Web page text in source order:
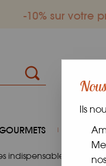
-10% sur votre
COIN
indispensables
Ils